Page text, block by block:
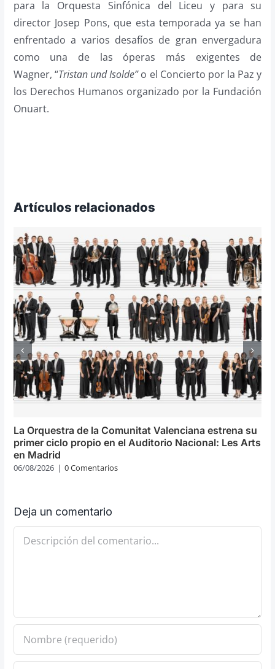
para la Orquesta Sinfónica del Liceu y para su
director Josep Pons, que esta temporada ya se han
enfrentado a varios desafíos de gran envergadura
como una de las óperas más exigentes de
Wagner, “Tristan und Isolde”o el Concierto por la Paz y
los Derechos Humanos organizado por la Fundación
Onuart.
Artículos relacionados
La Orquestra de la Comunitat Valenciana estrena su
primer ciclo propio en el Auditorio Nacional: Les Arts
en Madrid
06/08/2026 | 0 Comentarios
Deja un comentario
Comentario